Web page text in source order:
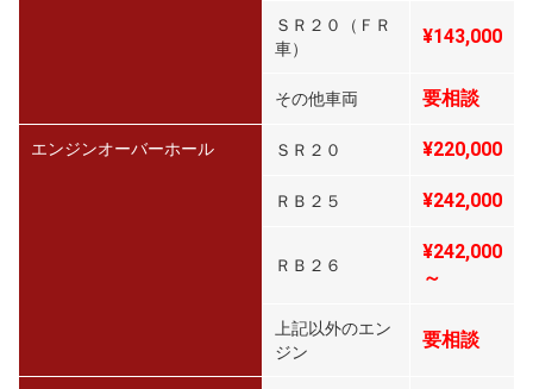
ＳＲ２０（ＦＲ
車）
¥143,000
その他車両 要相談
エンジンオーバーホール ＳＲ２０ ¥220,000
ＲＢ２５ ¥242,000
ＲＢ２６
¥242,000
～
上記以外のエン
ジン
要相談